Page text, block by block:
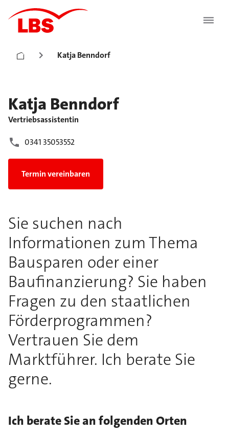
Katja Benndorf
Katja Benndorf
Vertriebsassistentin
0341 35053552
Termin vereinbaren
Sie suchen nach
Informationen zum Thema
Bausparen oder einer
Baufinanzierung? Sie haben
Fragen zu den staatlichen
Förderprogrammen?
Vertrauen Sie dem
Marktführer. Ich berate Sie
gerne.
Ich berate Sie an folgenden Orten